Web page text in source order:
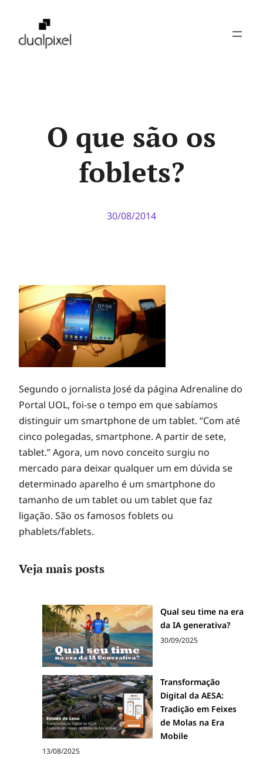
O que são os
foblets?
30/08/2014
Segundo o jornalista José da página Adrenaline do
Portal UOL, foi-se o tempo em que sabíamos
distinguir um smartphone de um tablet. “Com até
cinco polegadas, smartphone. A partir de sete,
tablet.” Agora, um novo conceito surgiu no
mercado para deixar qualquer um em dúvida se
determinado aparelho é um smartphone do
tamanho de um tablet ou um tablet que faz
ligação. São os famosos foblets ou
phablets/fablets.
Veja mais posts
Qual seu time na era
da IA generativa?
30/09/2025
Transformação
Digital da AESA:
Tradição em Feixes
de Molas na Era
Mobile
13/08/2025